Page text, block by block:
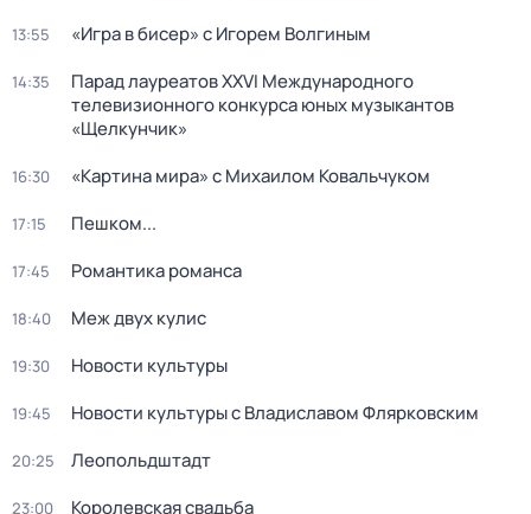
13:55 «Игра в бисер» с Игорем Волгиным
14:35
Парад лауреатов XXVI Международного
телевизионного конкурса юных музыкантов
«Щелкунчик»
16:30 «Картина мира» с Михаилом Ковальчуком
17:15 Пешком...
17:45 Романтика романса
18:40 Меж двух кулис
19:30 Новости культуры
19:45 Новости культуры с Владиславом Флярковским
20:25 Леопольдштадт
23:00 Королевская свадьба